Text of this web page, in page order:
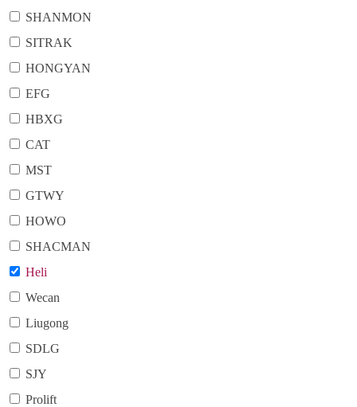
SHANMON
SITRAK
HONGYAN
EFG
HBXG
CAT
MST
GTWY
HOWO
SHACMAN
Heli
Wecan
Liugong
SDLG
SJY
Prolift